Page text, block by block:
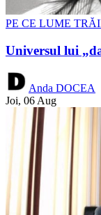
PE CE LUME
Universul lui
Anda DOCEA
Joi, 06 Aug